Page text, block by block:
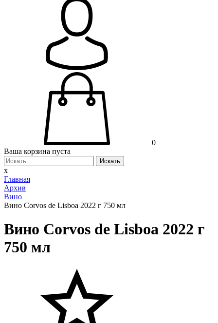
0
Ваша корзина пуста
Искать
x
Главная
Архив
Вино
Вино Corvos de Lisboa 2022 г 750 мл
Вино Corvos de Lisboa 2022 г
750 мл